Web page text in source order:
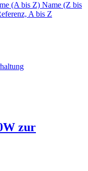
(A bis Z) Name (Z bis
A bis Z
zur